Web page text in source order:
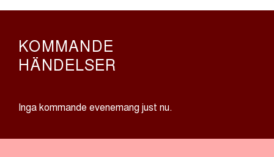
KOMMANDE
HÄNDELSER
Inga kommande evenemang just nu.